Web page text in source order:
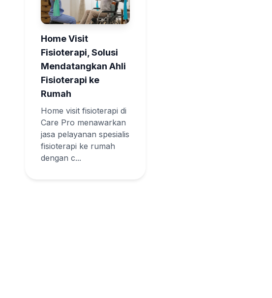
Home Visit
Fisioterapi, Solusi
Mendatangkan Ahli
Fisioterapi ke
Rumah
Home visit fisioterapi di
Care Pro menawarkan
jasa pelayanan spesialis
fisioterapi ke rumah
dengan c...